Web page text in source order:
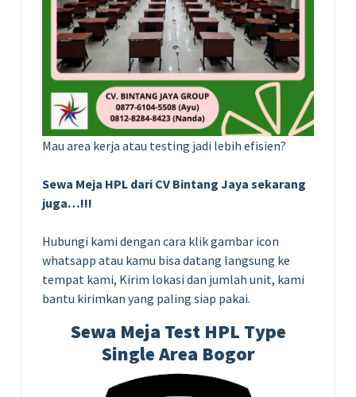
Mau area kerja atau testing jadi lebih efisien?
Sewa Meja HPL dari CV Bintang Jaya sekarang
juga…!!!
Hubungi kami dengan cara klik gambar icon
whatsapp atau kamu bisa datang langsung ke
tempat kami, Kirim lokasi dan jumlah unit, kami
bantu kirimkan yang paling siap pakai.
Sewa Meja Test HPL Type
Single Area Bogor